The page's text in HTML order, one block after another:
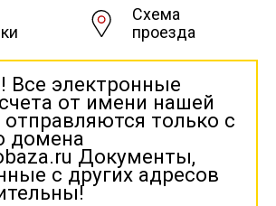
Схема
проезда
Все электронные
от имени нашей
только с
домена
Документы,
с других адресов